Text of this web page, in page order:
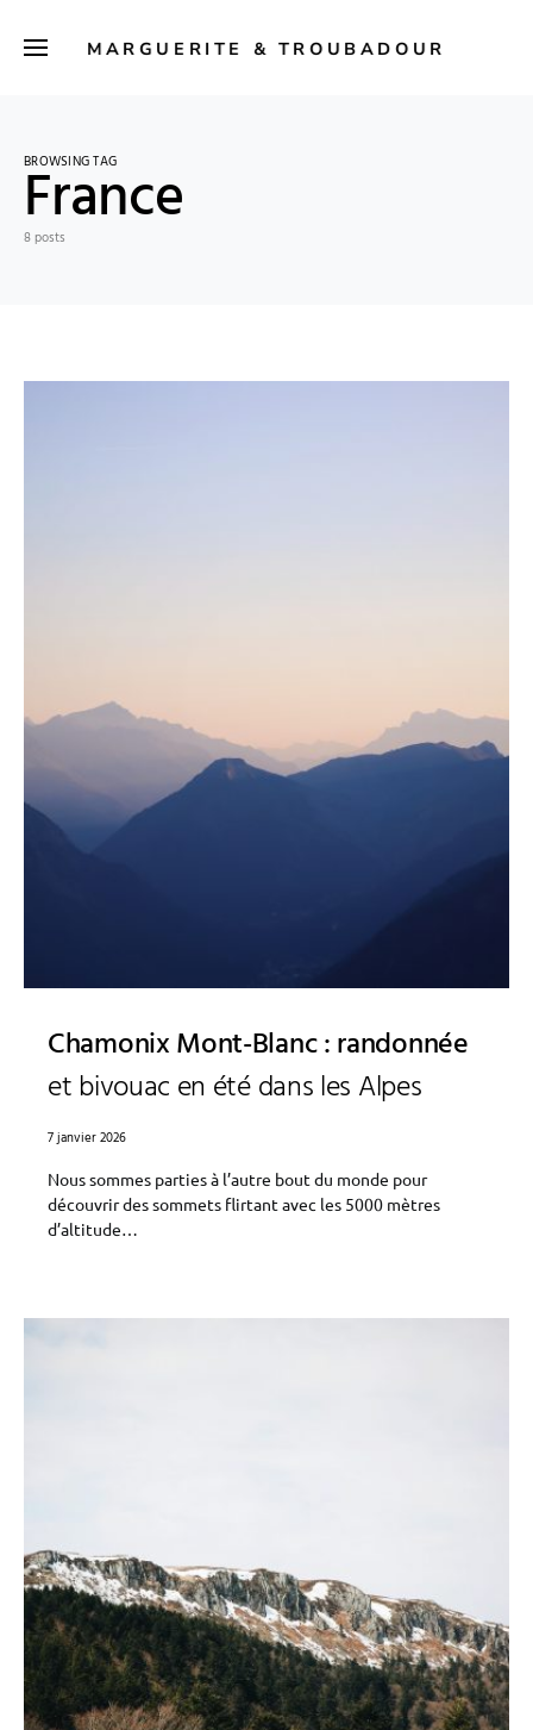
MARGUERITE & TROUBADOUR
BROWSING TAG
France
8 posts
Chamonix Mont-Blanc : randonnée
et bivouac en été dans les Alpes
7 janvier 2026
Nous sommes parties à l’autre bout du monde pour
découvrir des sommets flirtant avec les 5000 mètres
d’altitude…